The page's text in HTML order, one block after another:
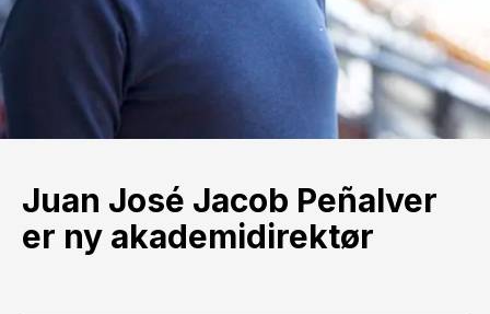
Juan José Jacob Peñalver
er ny akademidirektør